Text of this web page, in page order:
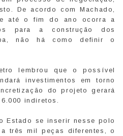
De acordo com Machado,
até o fim do ano ocorra a
para a construção dos
não há como definir o
lembrou que o possível
investimentos em torno
do projeto gerará
indiretos.
Estado se inserir nesse polo
três mil peças diferentes, o